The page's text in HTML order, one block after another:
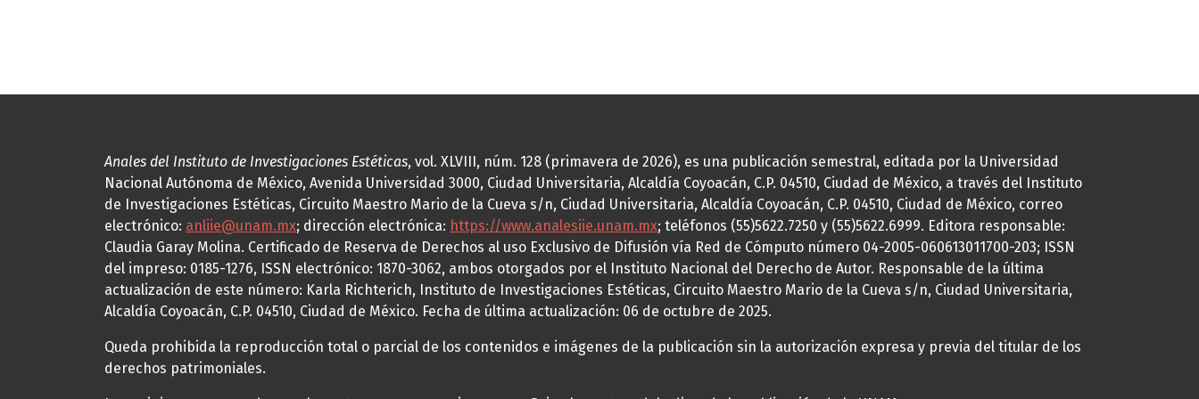
Anales del Instituto de Investigaciones Estéticas, vol. XLVIII, núm. 128 (primavera de 2026), es una publicación semestral, editada por la Universidad
Nacional Autónoma de México, Avenida Universidad 3000, Ciudad Universitaria, Alcaldía Coyoacán, C.P. 04510, Ciudad de México, a través del Instituto
de Investigaciones Estéticas, Circuito Maestro Mario de la Cueva s/n, Ciudad Universitaria, Alcaldía Coyoacán, C.P. 04510, Ciudad de México, correo
electrónico: anliie@unam.mx; dirección electrónica: https://www.analesiie.unam.mx; teléfonos (55)5622.7250 y (55)5622.6999. Editora responsable:
Claudia Garay Molina. Certificado de Reserva de Derechos al uso Exclusivo de Difusión vía Red de Cómputo número 04-2005-060613011700-203; ISSN
del impreso: 0185-1276, ISSN electrónico: 1870-3062, ambos otorgados por el Instituto Nacional del Derecho de Autor. Responsable de la última
actualización de este número: Karla Richterich, Instituto de Investigaciones Estéticas, Circuito Maestro Mario de la Cueva s/n, Ciudad Universitaria,
Alcaldía Coyoacán, C.P. 04510, Ciudad de México. Fecha de última actualización: 06 de octubre de 2025.
Queda prohibida la reproducción total o parcial de los contenidos e imágenes de la publicación sin la autorización expresa y previa del titular de los
derechos patrimoniales.